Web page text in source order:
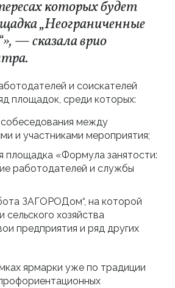
которых будет
„Неограниченные
— сказала врио
и соискателей
площадок, среди которых:
между
и участниками мероприятия;
площадка «Формула занятости:
работодателей и службы
ЗАГОРОДом“, на которой
сельского хозяйства
предприятия и ряд других
ярмарки уже по традиции